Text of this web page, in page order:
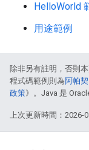
HelloWorld
用途範例
除非另有註明，否則
程式碼範例則為阿帕
政策》。Java 是
上次更新時間：2026-